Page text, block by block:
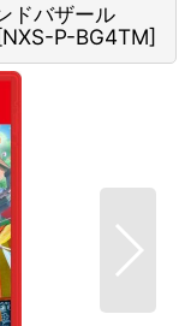
ドバザール
[NXS-P-BG4TM]